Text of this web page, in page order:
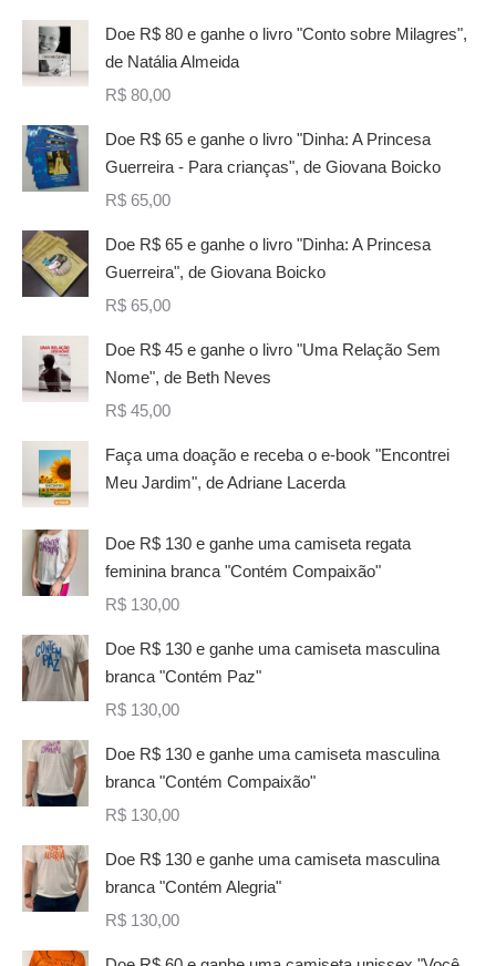
Doe R$ 80 e ganhe o livro "Conto sobre Milagres",
de Natália Almeida
R$ 80,00
Doe R$ 65 e ganhe o livro "Dinha: A Princesa
Guerreira - Para crianças", de Giovana Boicko
R$ 65,00
Doe R$ 65 e ganhe o livro "Dinha: A Princesa
Guerreira", de Giovana Boicko
R$ 65,00
Doe R$ 45 e ganhe o livro "Uma Relação Sem
Nome", de Beth Neves
R$ 45,00
Faça uma doação e receba o e-book "Encontrei
Meu Jardim", de Adriane Lacerda
Doe R$ 130 e ganhe uma camiseta regata
feminina branca "Contém Compaixão"
R$ 130,00
Doe R$ 130 e ganhe uma camiseta masculina
branca "Contém Paz"
R$ 130,00
Doe R$ 130 e ganhe uma camiseta masculina
branca "Contém Compaixão"
R$ 130,00
Doe R$ 130 e ganhe uma camiseta masculina
branca "Contém Alegria"
R$ 130,00